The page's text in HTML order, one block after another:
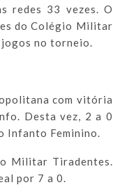
redes 33 vezes. O
do Colégio Militar
jogos no torneio.
com vitória
Desta vez, 2 a 0
Infanto Feminino.
Militar Tiradentes.
por 7 a 0.